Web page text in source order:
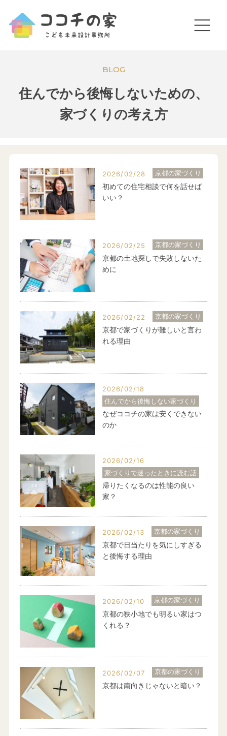
BLOG
住んでから後悔しないための、
家づくりの考え方
2026/02/28 京都の家づくり
初めての住宅相談で何を話せば
いい？
2026/02/25 京都の家づくり
京都の土地探しで失敗しないた
めに
2026/02/22 京都の家づくり
京都で家づくりが難しいと言わ
れる理由
2026/02/18
住んでから後悔しない家づくり
なぜココチの家は安くできない
のか
2026/02/16
家づくりで迷ったときに読む話
帰りたくなるのは性能の良い
家？
2026/02/13 京都の家づくり
京都で日当たりを気にしすぎる
と後悔する理由
2026/02/10 京都の家づくり
京都の狭小地でも明るい家はつ
くれる？
2026/02/07 京都の家づくり
京都は南向きじゃないと暗い？